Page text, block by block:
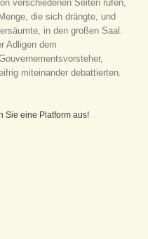
verschiedenen Seiten rufen,
die sich drängte, und
in den großen Saal.
Adligen dem
miteinander debattierten.
Sie eine Platform aus!